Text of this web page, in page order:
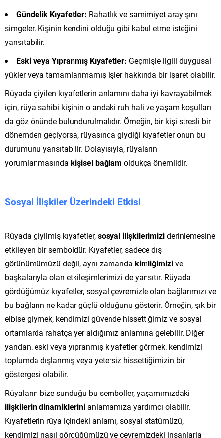
Gündelik Kıyafetler: Rahatlık ve samimiyet arayışını
simgeler. Kişinin kendini olduğu gibi kabul etme isteğini
yansıtabilir.
Eski veya Yıpranmış Kıyafetler: Geçmişle ilgili duygusal
yükler veya tamamlanmamış işler hakkında bir işaret olabilir.
Rüyada giyilen kıyafetlerin anlamını daha iyi kavrayabilmek
için, rüya sahibi kişinin o andaki ruh hali ve yaşam koşulları
da göz önünde bulundurulmalıdır. Örneğin, bir kişi stresli bir
dönemden geçiyorsa, rüyasında giydiği kıyafetler onun bu
durumunu yansıtabilir. Dolayısıyla, rüyaların
yorumlanmasında kişisel bağlam oldukça önemlidir.
Sosyal İlişkiler Üzerindeki Etkisi
Rüyada giyilmiş kıyafetler,sosyal ilişkilerimiziderinlemesine
etkileyen bir semboldür. Kıyafetler, sadece dış
görünümümüzü değil, aynı zamanda kimliğimizive
başkalarıyla olan etkileşimlerimizi de yansıtır. Rüyada
gördüğümüz kıyafetler, sosyal çevremizle olan bağlarımızı ve
bu bağların ne kadar güçlü olduğunu gösterir. Örneğin, şık bir
elbise giymek, kendimizi güvende hissettiğimiz ve sosyal
ortamlarda rahatça yer aldığımız anlamına gelebilir. Diğer
yandan, eski veya yıpranmış kıyafetler görmek, kendimizi
toplumda dışlanmış veya yetersiz hissettiğimizin bir
göstergesi olabilir.
Rüyaların bize sunduğu bu semboller, yaşamımızdaki
ilişkilerin dinamiklerini anlamamıza yardımcı olabilir.
Kıyafetlerin rüya içindeki anlamı, sosyal statümüzü,
kendimizi nasıl gördüğümüzü ve çevremizdeki insanlarla